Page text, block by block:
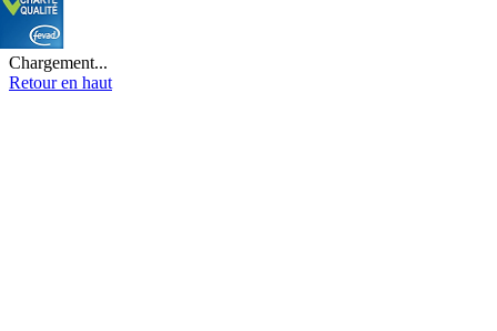
Chargement...
Retour en haut